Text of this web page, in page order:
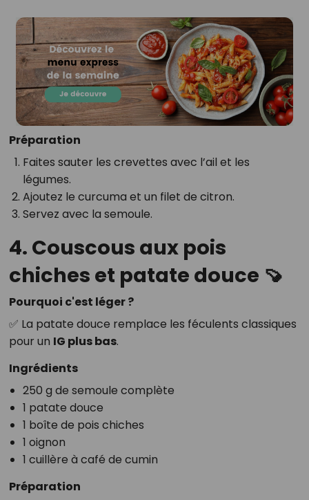
Préparation
Faites sauter les crevettes avec l’ail et les
légumes.
Ajoutez le curcuma et un filet de citron.
Servez avec la semoule.
4. Couscous aux pois
chiches et patate douce 🍠
Pourquoi c'est léger ?
✅ La patate douce remplace les féculents classiques
pour un IG plus bas.
Ingrédients
250 g de semoule complète
1 patate douce
1 boîte de pois chiches
1 oignon
1 cuillère à café de cumin
Préparation